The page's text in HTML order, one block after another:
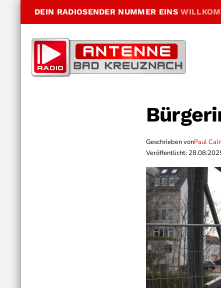
DEIN RADIOSENDER NUMMER EINS
Geschrieben vonPaul
Veröffentlicht: